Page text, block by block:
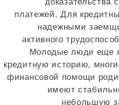
платежей. Для
надежными
активного
Молодые люди еще
кредитную историю,
финансовой помощи
имеют
небольшую